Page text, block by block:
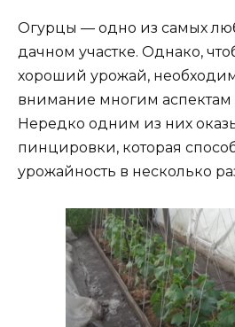
Огурцы — одно из самых
дачном участке. Однако,
хороший урожай,
внимание многим
Нередко одним из них
пинцировки, которая
урожайность в несколько